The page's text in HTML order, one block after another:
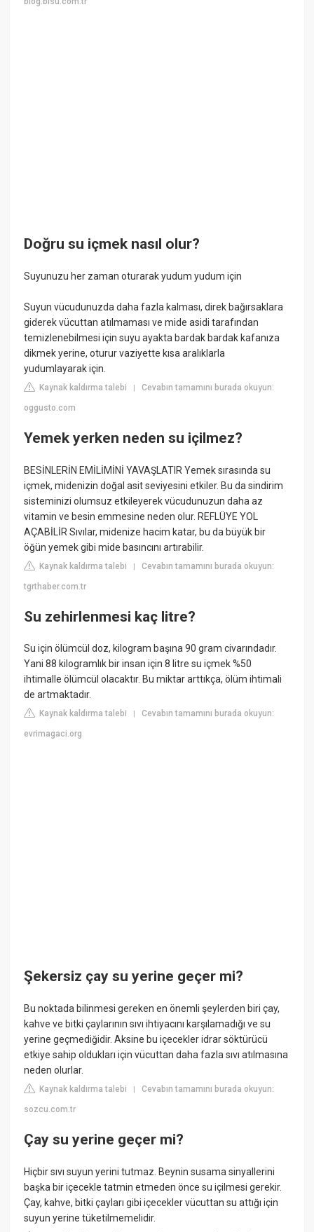
Doğru su içmek nasıl olur?
Suyunuzu her zaman oturarak yudum yudum için
Suyun vücudunuzda daha fazla kalması, direk bağırsaklara
giderek vücuttan atılmaması ve mide asidi tarafından
temizlenebilmesi için suyu ayakta bardak bardak kafanıza
dikmek yerine, oturur vaziyette kısa aralıklarla
yudumlayarak için.
Kaynak kaldırma talebi |Cevabın tamamını burada okuyun:
oggusto.com
Yemek yerken neden su içilmez?
BESİNLERİN EMİLİMİNİ YAVAŞLATIR Yemek sırasında su
içmek, midenizin doğal asit seviyesini etkiler. Bu da sindirim
sisteminizi olumsuz etkileyerek vücudunuzun daha az
vitamin ve besin emmesine neden olur. REFLÜYE YOL
AÇABİLİR Sıvılar, midenize hacim katar, bu da büyük bir
öğün yemek gibi mide basıncını artırabilir.
Kaynak kaldırma talebi |Cevabın tamamını burada okuyun:
tgrthaber.com.tr
Su zehirlenmesi kaç litre?
Su için ölümcül doz, kilogram başına 90 gram civarındadır.
Yani 88 kilogramlık bir insan için 8 litre su içmek %50
ihtimalle ölümcül olacaktır. Bu miktar arttıkça, ölüm ihtimali
de artmaktadır.
Kaynak kaldırma talebi |Cevabın tamamını burada okuyun:
evrimagaci.org
Şekersiz çay su yerine geçer mi?
Bu noktada bilinmesi gereken en önemli şeylerden biri çay,
kahve ve bitki çaylarının sıvı ihtiyacını karşılamadığı ve su
yerine geçmediğidir. Aksine bu içecekler idrar söktürücü
etkiye sahip oldukları için vücuttan daha fazla sıvı atılmasına
neden olurlar.
Kaynak kaldırma talebi |Cevabın tamamını burada okuyun:
sozcu.com.tr
Çay su yerine geçer mi?
Hiçbir sıvı suyun yerini tutmaz. Beynin susama sinyallerini
başka bir içecekle tatmin etmeden önce su içilmesi gerekir.
Çay, kahve, bitki çayları gibi içecekler vücuttan su attığı için
suyun yerine tüketilmemelidir.